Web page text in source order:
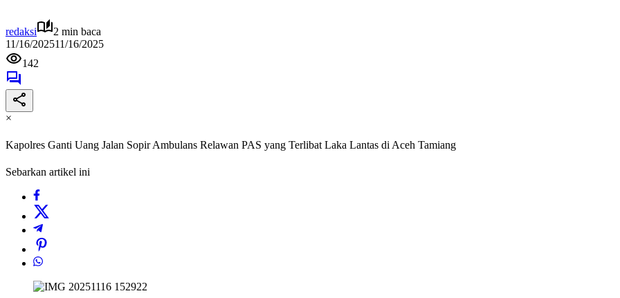
redaksi
2 min baca
11/16/202511/16/2025
142
×
Kapolres Ganti Uang Jalan Sopir Ambulans Relawan PAS yang Terlibat Laka Lantas di Aceh Tamiang
Sebarkan artikel ini